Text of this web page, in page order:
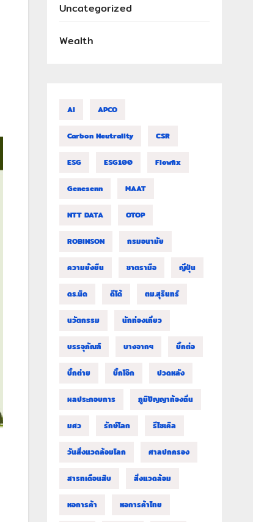
Uncategorized
Wealth
AI APCO
Carbon Neutrality CSR
ESG ESG100 Flowfix
Genesenn MAAT
NTT DATA OTOP
ROBINSON กรมอนามัย
ความยั่งยืน ชาตรามือ ญี่ปุ่น
ดร.นิด ดีโด้ ตม.สุรินทร์
นวัตกรรม นักท่องเที่ยว
บรรจุภัณฑ์ บางจากฯ บิ๊กต่อ
บิ๊กต่าย บิ๊กโจ๊ก ปวดหลัง
ผลประกอบการ ภูมิปัญญาท้องถิ่น
มศว รักษ์โลก รีไซเคิล
วันสิ่งแวดล้อมโลก ศาลปกครอง
สารทเดือนสิบ สิ่งแวดล้อม
หอการค้า หอการค้าไทย